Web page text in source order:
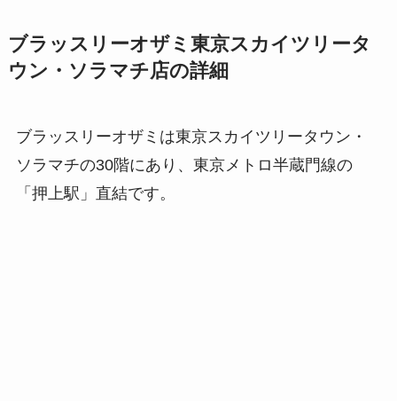
ブラッスリーオザミ東京スカイツリータ
ウン・ソラマチ店の詳細
ブラッスリーオザミは東京スカイツリータウン・
ソラマチの30階にあり、東京メトロ半蔵門線の
「押上駅」直結です。